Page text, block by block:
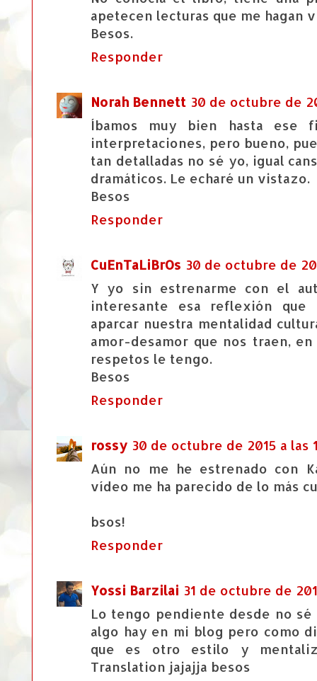
apetecen lecturas que me hagan
Besos.
Responder
Norah Bennett 30 de octubre de
Íbamos muy bien hasta ese
interpretaciones, pero bueno,
tan detalladas no sé yo, igual
dramáticos. Le echaré un vistazo.
Besos
Responder
CuEnTaLiBrOs 30 de octubre de
Y yo sin estrenarme con el
interesante esa reflexión que
aparcar nuestra mentalidad
amor-desamor que nos traen,
respetos le tengo.
Besos
Responder
rossy 30 de octubre de 2015 a las
Aún no me he estrenado con
vídeo me ha parecido de lo más
bsos!
Responder
Yossi Barzilai 31 de octubre de
Lo tengo pendiente desde no
algo hay en mi blog pero como
que es otro estilo y
Translation jajajja besos